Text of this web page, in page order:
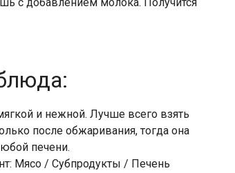
и нежной. Лучше всего взять
после обжаривания, тогда она
печени.
Мясо / Субпродукты / Печень